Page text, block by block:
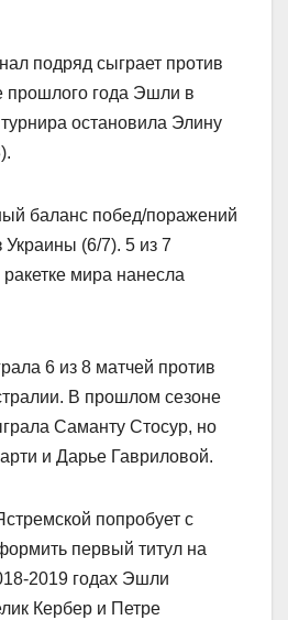
подряд сыграет против
прошлого года Эшли в
остановила Элину
баланс побед/поражений
Украины (6/7). 5 из 7
мира нанесла
6 из 8 матчей против
В прошлом сезоне
Саманту Стосур, но
и Дарье Гавриловой.
попробует с
первый титул на
2019 годах Эшли
Кербер и Петре